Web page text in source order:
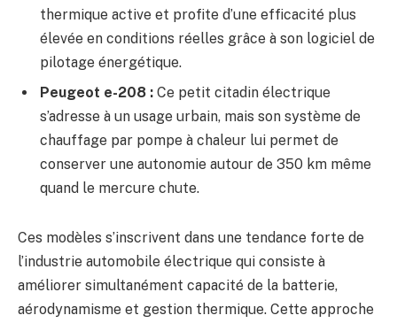
thermique active et profite d’une efficacité plus
élevée en conditions réelles grâce à son logiciel de
pilotage énergétique.
Peugeot e-208 : Ce petit citadin électrique
s’adresse à un usage urbain, mais son système de
chauffage par pompe à chaleur lui permet de
conserver une autonomie autour de 350 km même
quand le mercure chute.
Ces modèles s’inscrivent dans une tendance forte de
l’industrie automobile électrique qui consiste à
améliorer simultanément capacité de la batterie,
aérodynamisme et gestion thermique. Cette approche